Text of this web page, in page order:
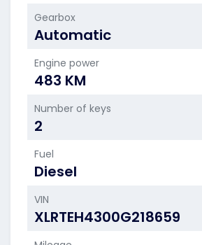
Gearbox
Automatic
Engine power
483 KM
Number of keys
2
Fuel
Diesel
VIN
XLRTEH4300G218659